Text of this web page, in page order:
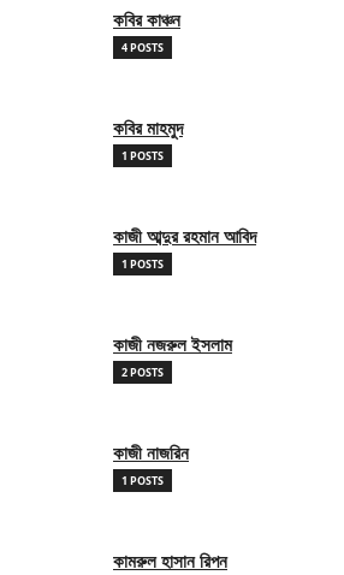
কবির কাঞ্চন
4 POSTS
কবির মাহমুদ
1 POSTS
কাজী আব্দুর রহমান আবিদ
1 POSTS
কাজী নজরুল ইসলাম
2 POSTS
কাজী নাজরিন
1 POSTS
কামরুল হাসান রিপন